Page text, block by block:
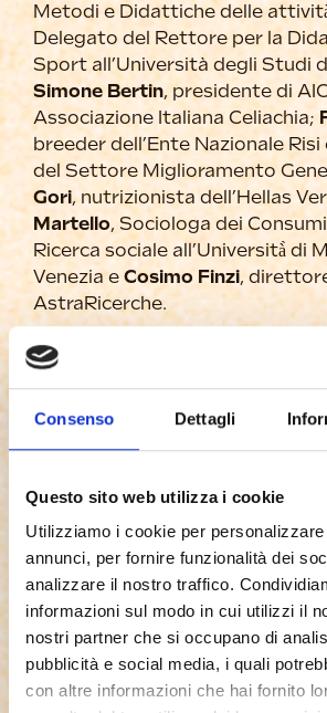
Consenso Dettagli
Questo sito web utilizza i cookie
Utilizziamo i cookie per
annunci, per fornire funzionalità dei
analizzare il nostro traffico.
informazioni sul modo in cui utilizzi il
nostri partner che si occupano di
pubblicità e social media, i quali
con altre informazioni che hai fornito
Metodi e Didattiche delle
Delegato del Rettore per la
Sport all’Università degli Studi
Simone Bertin, presidente di
Associazione Italiana Celiachia;
breeder dell’Ente Nazionale
del Settore Miglioramento
Gori, nutrizionista dell’Hellas
Martello, Sociologa dei
Ricerca sociale all’Università̀ di
Venezia e Cosimo Finzi,
AstraRicerche.
“Il benessere psicofisico è un
importante per cittadini e
dell’Ente Fiera di Isola della
curare la propria alimentazione
all’intervento di alcuni tra i più
esperti del tema nutrizione e
raccontare il riso come
benessere di tutti, dalla salute
quella degli adulti, a quella degli
analizzando le moltissime
applicazioni di un alimento
dieta di tutti”.